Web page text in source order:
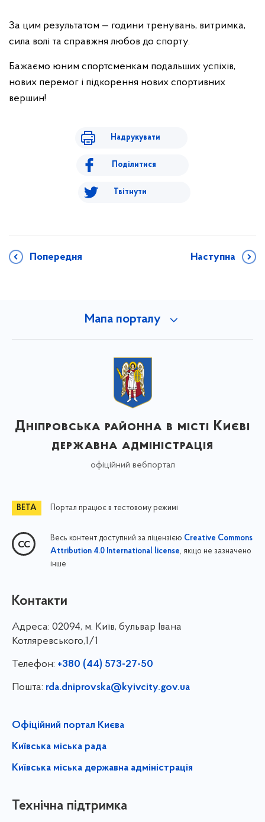
За цим результатом — години тренувань, витримка,
сила волі та справжня любов до спорту.
Бажаємо юним спортсменкам подальших успіхів,
нових перемог і підкорення нових спортивних
вершин!
Надрукувати
Поділитися
Твітнути
Попередня Наступна
Мапа порталу
Дніпровська районна в місті Києві
державна адміністрація
офіційний вебпортал
Портал працює в тестовому режимі
Весь контент доступний за ліцензією Creative Commons
Attribution 4.0 International license, якщо не зазначено
інше
Контакти
Адреса: 02094, м. Київ, бульвар Івана
Котляревського,1/1
Телефон: +380 (44) 573-27-50
Пошта: rda.dniprovska@kyivcity.gov.ua
Офіційний портал Києва
Київська міська рада
Київська міська державна адміністрація
Технічна підтримка